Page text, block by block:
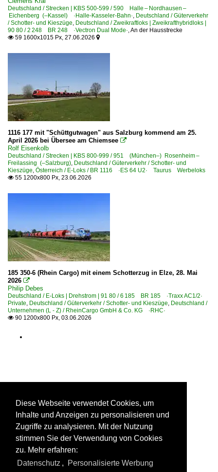
Strecken | KBS 600-699
601 (Nordhausen–) Wolkramshausen – Erfurt
640 Frankfurt – Maintal – Hanau – Aschaffenburg
685 Saarbrücken – Karthaus (–Trier)
Strecken | KBS 700-799
700 Mannheim – Karlsruhe ·Rheinbahn·
702 Offenburg – Freiburg – Müllheim (– Basel)
751 Ulm – Aulendorf – Meckenbeuren – Friedrichshafen
753 Herbertingen – Kisslegg – Leutkirch ⨯ Isny ·württ.
770 Karlsruhe – Mühlacker (–Stuttgart) ·Residenzbahn·
780 Stuttgart – Bad Friedrichshall – Würzburg
Strecken | KBS 800-999
800 Würzburg – Gemünden – Aschaffenburg ·Main-
930 München – Freising – Landshut – Neufahrn
950 (München–) Rosenheim – Kufstein (–Innsbruck)
950 München – Rosenheim
951 (München–) Rosenheim – Freilassing (–Salzburg)
970 (München–) Buchloe – Kempten – Immenstadt –
Deutschland / Strecken | KBS 500-599 / 590 Halle – Nordhausen –
Eichenberg (–Kassel) ·Halle-Kasseler-Bahn·, Deutschland / Güterverkehr
/ Schotter- und Kieszüge, Deutschland / Zweikraftloks | Zweikrafthybridloks |
90 80 / 2 248 BR 248 ·Vectron Dual Mode·,An der Hausstrecke
 59 1600x1015 Px, 27.06.2026 
1116 177 mit "Schüttgutwagen" aus Salzburg kommend am 25.
April 2026 bei Übersee am Chiemsee 
Rolf Eisenkolb
Deutschland / Strecken | KBS 800-999 / 951 (München–) Rosenheim –
Freilassing (–Salzburg), Deutschland / Güterverkehr / Schotter- und
Kieszüge, Österreich / E-Loks / BR 1116 ·ES 64 U2· Taurus Werbeloks
 55 1200x800 Px, 23.06.2026
185 350-6 (Rhein Cargo) mit einem Schotterzug in Elze, 28. Mai
2026 
Philip Debes
Deutschland / E-Loks | Drehstrom | 91 80 / 6 185 BR 185 ·Traxx AC1/2·
Private, Deutschland / Güterverkehr / Schotter- und Kieszüge, Deutschland /
Unternehmen (L - Z) / RheinCargo GmbH & Co. KG ·RHC·
 90 1200x800 Px, 03.06.2026
Diese Webseite verwendet Cookies, um
Inhalte und Anzeigen zu personalisieren und
Zugriffe zu analysieren. Mit der Nutzung
stimmen Sie der Verwendung von Cookies
zu. Mehr erfahren:
Datenschutz , Personalisierte Werbung